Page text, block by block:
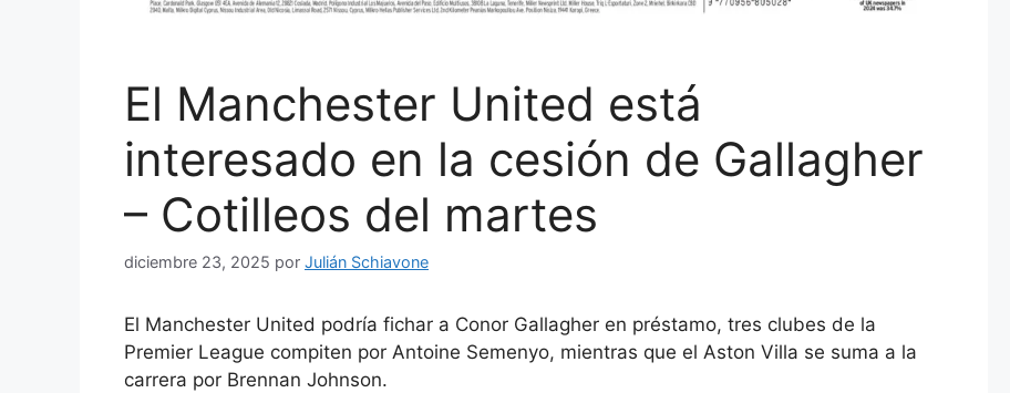
El Manchester United está
interesado en la cesión de Gallagher
– Cotilleos del martes
diciembre 23, 2025 por Julián Schiavone
El Manchester United podría fichar a Conor Gallagher en préstamo, tres clubes de la
Premier League compiten por Antoine Semenyo, mientras que el Aston Villa se suma a la
carrera por Brennan Johnson.